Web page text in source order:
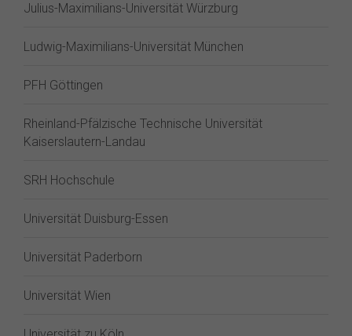
Julius-Maximilians-Universität Würzburg
Ludwig-Maximilians-Universität München
PFH Göttingen
Rheinland-Pfälzische Technische Universität
Kaiserslautern-Landau
SRH Hochschule
Universität Duisburg-Essen
Universität Paderborn
Universität Wien